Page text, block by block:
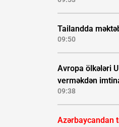
Tailandda
09:50
Avropa ölkələri
verməkdən
09:38
Azərbaycandan